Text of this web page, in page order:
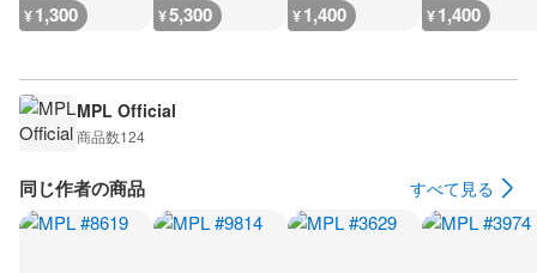
¥1,300 ¥5,300 ¥1,400 ¥1,400
MPL Official
商品数124
同じ作者の商品 すべて見る